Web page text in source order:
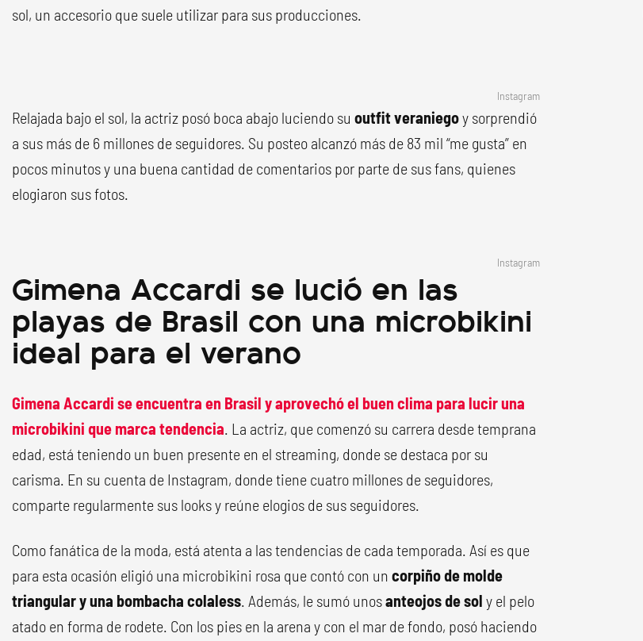
sol, un accesorio que suele utilizar para sus producciones.
Instagram
Relajada bajo el sol, la actriz posó boca abajo luciendo su outfit veraniegoy sorprendió
a sus más de 6 millones de seguidores. Su posteo alcanzó más de 83 mil “me gusta” en
pocos minutos y una buena cantidad de comentarios por parte de sus fans, quienes
elogiaron sus fotos.
Instagram
Gimena Accardi se lució en las
playas de Brasil con una microbikini
ideal para el verano
Gimena Accardi se encuentra en Brasil y aprovechó el buen clima para lucir una
microbikini que marca tendencia. La actriz, que comenzó su carrera desde temprana
edad, está teniendo un buen presente en el streaming, donde se destaca por su
carisma. En su cuenta de Instagram, donde tiene cuatro millones de seguidores,
comparte regularmente sus looks y reúne elogios de sus seguidores.
Como fanática de la moda, está atenta a las tendencias de cada temporada. Así es que
para esta ocasión eligió una microbikini rosa que contó con un corpiño de molde
triangular y una bombacha colaless. Además, le sumó unosanteojos de sol y el pelo
atado en forma de rodete. Con los pies en la arena y con el mar de fondo, posó haciendo